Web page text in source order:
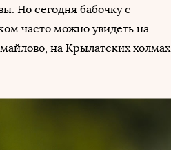
Но сегодня бабочку с
часто можно увидеть на
на Крылатских холмах